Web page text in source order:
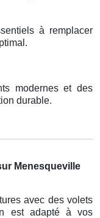
à remplacer
modernes et des
durable.
Menesqueville
avec des volets
est adapté à vos